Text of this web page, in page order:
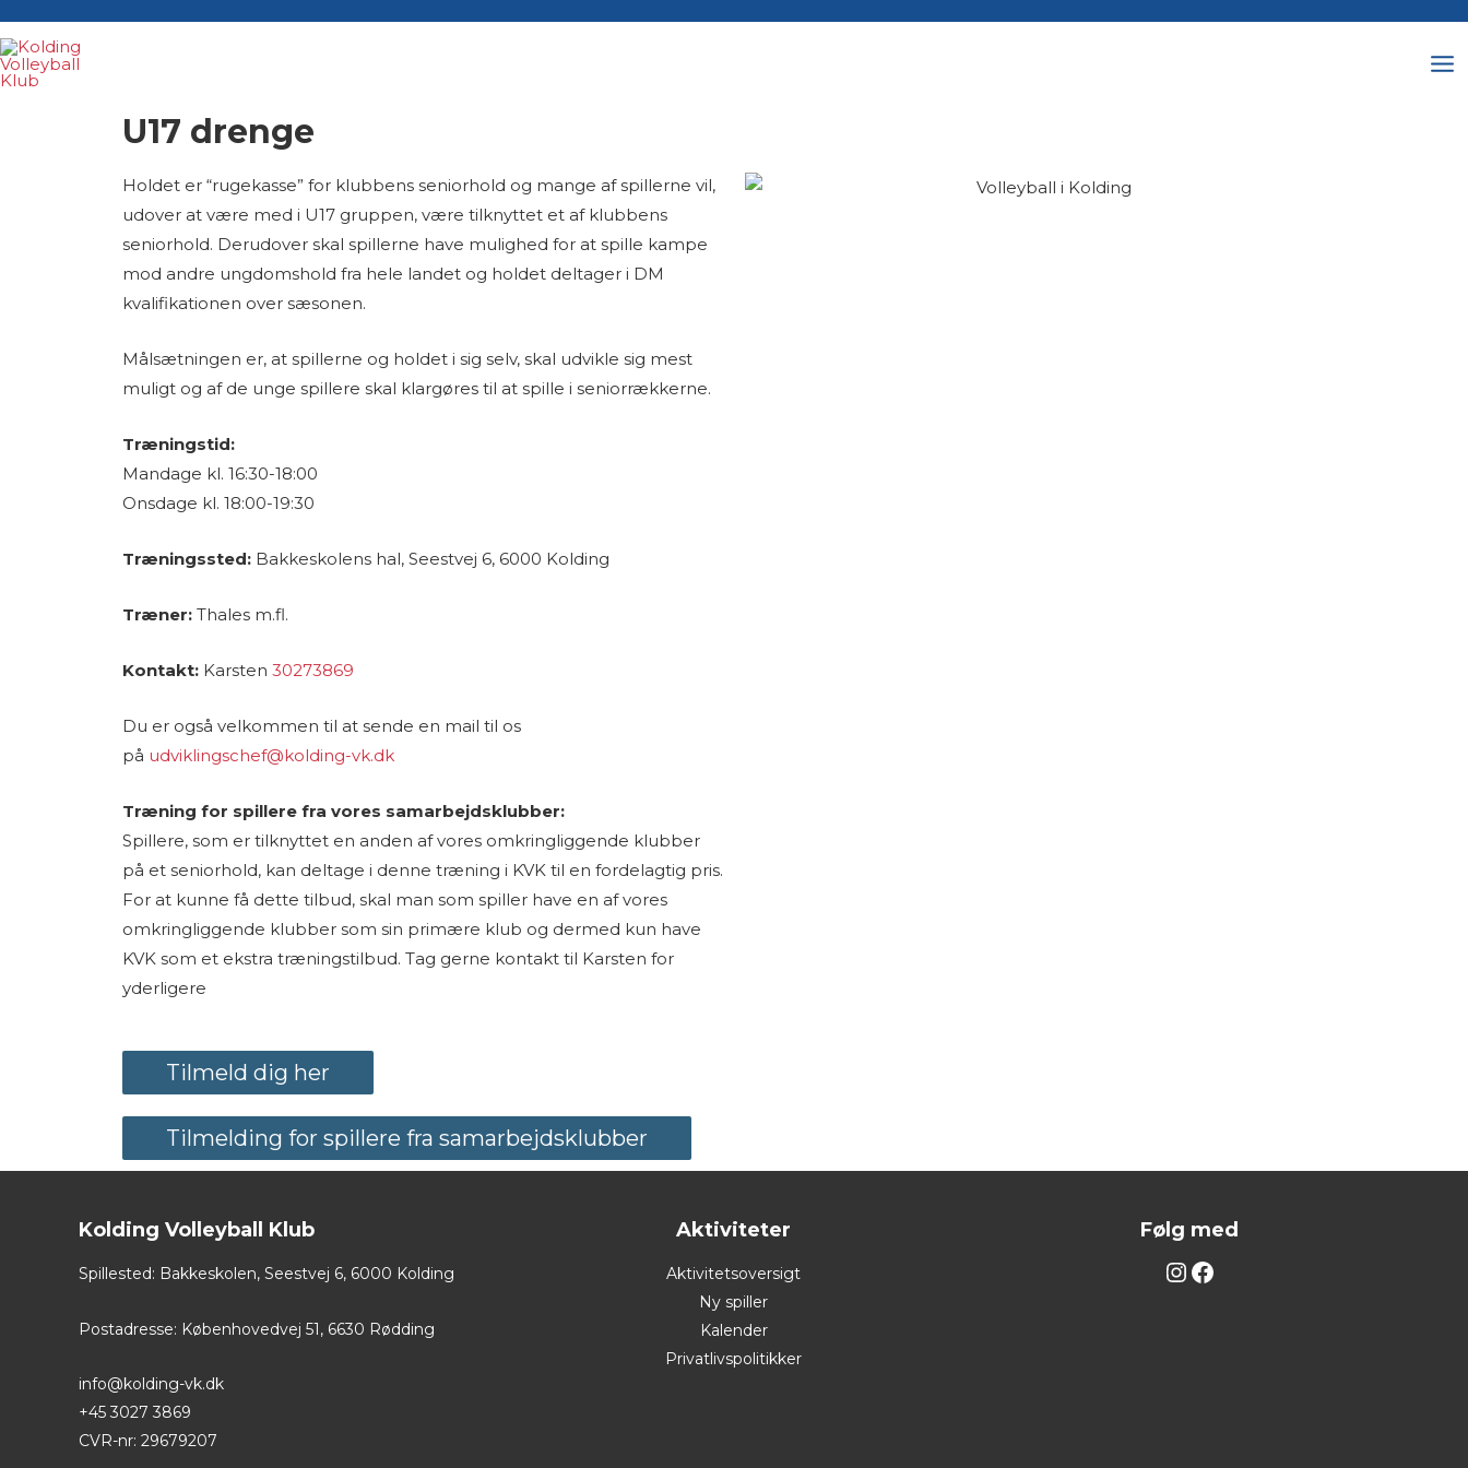
U17 drenge
Holdet er “rugekasse” for klubbens seniorhold og mange af spillerne vil,
udover at være med i U17 gruppen, være tilknyttet et af klubbens
seniorhold. Derudover skal spillerne have mulighed for at spille kampe
mod andre ungdomshold fra hele landet og holdet deltager i DM
kvalifikationen over sæsonen.
Målsætningen er, at spillerne og holdet i sig selv, skal udvikle sig mest
muligt og af de unge spillere skal klargøres til at spille i seniorrækkerne.
Træningstid:
Mandage kl. 16:30-18:00
Onsdage kl. 18:00-19:30
Træningssted: Bakkeskolens hal, Seestvej 6, 6000 Kolding
Træner: Thales m.fl.
Kontakt: Karsten 30273869
Du er også velkommen til at sende en mail til os
på udviklingschef@kolding-vk.dk
Træning for spillere fra vores samarbejdsklubber:
Spillere, som er tilknyttet en anden af vores omkringliggende klubber
på et seniorhold, kan deltage i denne træning i KVK til en fordelagtig pris.
For at kunne få dette tilbud, skal man som spiller have en af vores
omkringliggende klubber som sin primære klub og dermed kun have
KVK som et ekstra træningstilbud. Tag gerne kontakt til Karsten for
yderligere
Tilmeld dig her
Tilmelding for spillere fra samarbejdsklubber
Kolding Volleyball Klub
Spillested: Bakkeskolen, Seestvej 6, 6000 Kolding
Postadresse: Københovedvej 51, 6630 Rødding
info@kolding-vk.dk
+45 3027 3869
CVR-nr: 29679207
Aktiviteter
Aktivitetsoversigt
Ny spiller
Kalender
Privatlivspolitikker
Følg med